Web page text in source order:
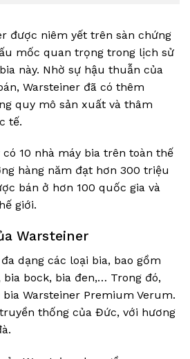
được niêm yết trên sàn chứng
mốc quan trọng trong lịch sử
này. Nhờ sự hậu thuẫn của
Warsteiner đã có thêm
quy mô sản xuất và thâm
tế.
có 10 nhà máy bia trên toàn thế
hàng năm đạt hơn 300 triệu
bán ở hơn 100 quốc gia và
giới.
Warsteiner
dạng các loại bia, bao gồm
bia bock, bia đen,… Trong đó,
Warsteiner Premium Verum.
thống của Đức, với hương